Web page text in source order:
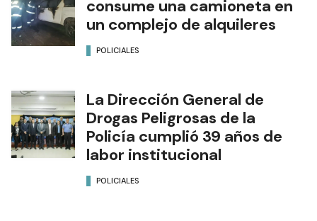
consume una camioneta en
un complejo de alquileres
POLICIALES
La Dirección General de
Drogas Peligrosas de la
Policía cumplió 39 años de
labor institucional
POLICIALES